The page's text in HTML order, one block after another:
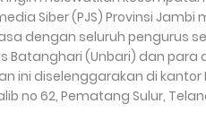
Siber (PJS) Provinsi
dengan seluruh pengurus
Batanghari (Unbari) dan
ini diselenggarakan di kantor
no 62, Pematang Sulur,